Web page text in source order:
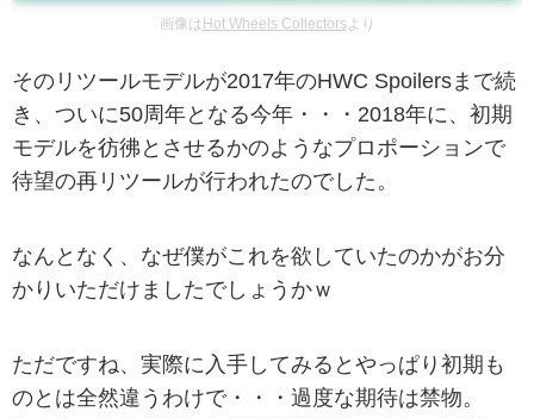
画像は Hot Wheels Collectors より
そのリツールモデルが2017年のHWC Spoilersまで続
き、ついに50周年となる今年・・・2018年に、初期
モデルを彷彿とさせるかのようなプロポーションで
待望の再リツールが行われたのでした。
なんとなく、なぜ僕がこれを欲していたのかがお分
かりいただけましたでしょうかｗ
ただですね、実際に入手してみるとやっぱり初期も
のとは全然違うわけで・・・過度な期待は禁物。